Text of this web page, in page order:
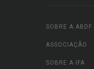
SOBRE A ABDF
ASSOCIAÇÃO
SOBRE A IFA